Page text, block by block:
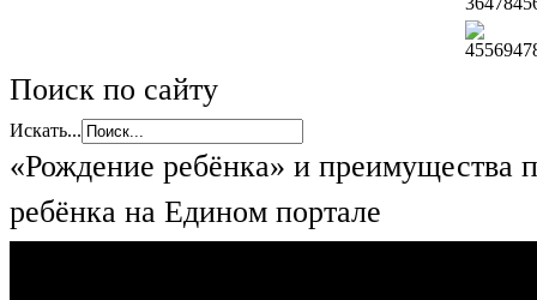
Поиск по сайту
Искать...
«Рождение ребёнка» и преимущества
ребёнка на Едином портале